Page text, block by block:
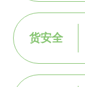
货安全